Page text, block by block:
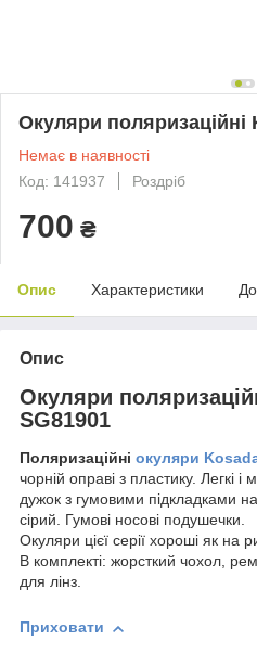
Окуляри поляризаційні
Немає в наявності
Код: 141937
Роздріб
700 ₴
Опис Характеристики
Опис
Окуляри
SG81901
Поляризаційні окуляри
чорній оправі з пластику. Легкі і
дужок з гумовими підкладками
сірий. Гумові носові подушечки.
Окуляри цієї серії хороші як на
В комплекті: жорсткий чохол,
для лінз.
Приховати